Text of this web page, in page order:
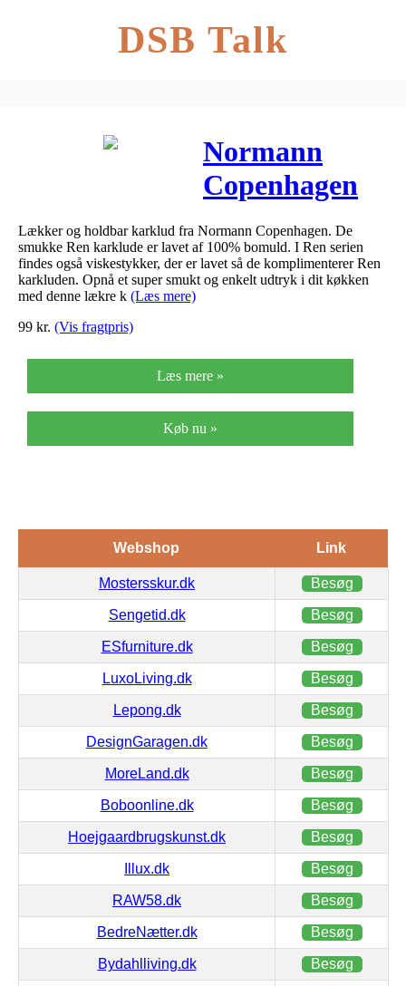
DSB Talk
Normann
Copenhagen
Ren Karklud
Cloudy Blue 2
stk.
Lækker og holdbar karklud fra Normann Copenhagen. De
smukke Ren karklude er lavet af 100% bomuld. I Ren serien
findes også viskestykker, der er lavet så de komplimenterer Ren
karkluden. Opnå et super smukt og enkelt udtryk i dit køkken
med denne lækre k (Læs mere)
99 kr. (Vis fragtpris)
Læs mere »
Køb nu »
Webshop Link
Mostersskur.dk Besøg
Sengetid.dk Besøg
ESfurniture.dk Besøg
LuxoLiving.dk Besøg
Lepong.dk Besøg
DesignGaragen.dk Besøg
MoreLand.dk Besøg
Boboonline.dk Besøg
Hoejgaardbrugskunst.dk Besøg
Illux.dk Besøg
RAW58.dk Besøg
BedreNætter.dk Besøg
Bydahlliving.dk Besøg